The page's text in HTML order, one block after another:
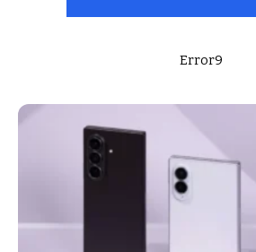
Error9